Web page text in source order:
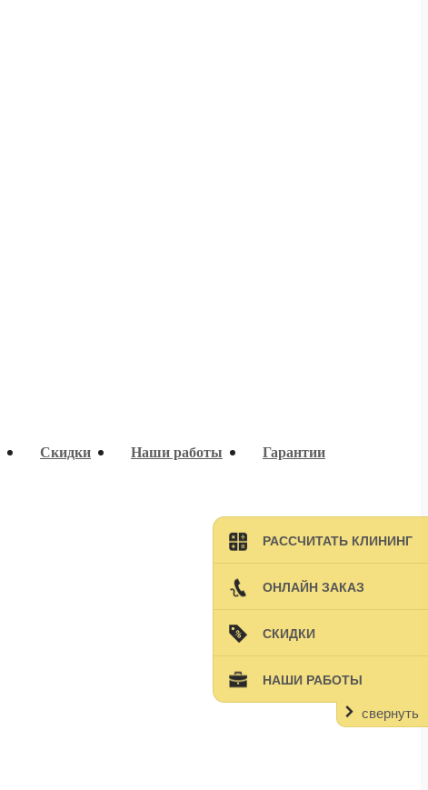
РАССЧИТАТЬ КЛИНИНГ
ОНЛАЙН ЗАКАЗ
СКИДКИ
НАШИ РАБОТЫ
свернуть
Скидки Наши работы Гарантии